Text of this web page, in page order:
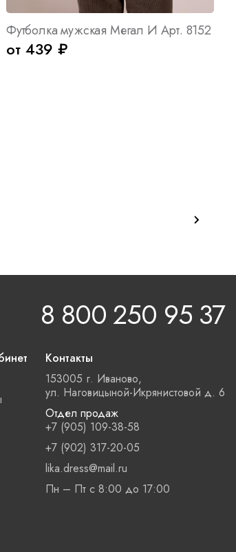
Футболка мужская Мегал И Арт. 8152
от 439 ₽
8 800 250 95 37
Контакты
153005 г. Иваново,
ул. Наговицыной-Икрянистовой д. 6
Отдел продаж
+7 (905) 109-38-58
+7 (902) 317-20-05
lika.dress@mail.ru
Пн – Пт с 8:00 до 17:00